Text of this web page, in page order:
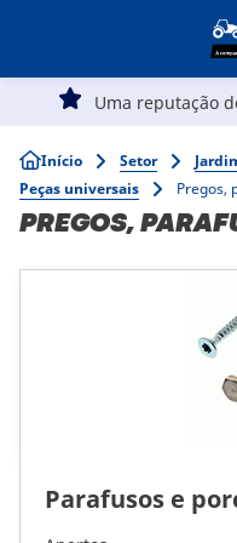
content
Navegação
Agricultura
Automotivo
Obras públicas
Uma reputação
Breadcrumb
Início Setor
Peças universais
Pregos,
PREGOS,
Parafusos e